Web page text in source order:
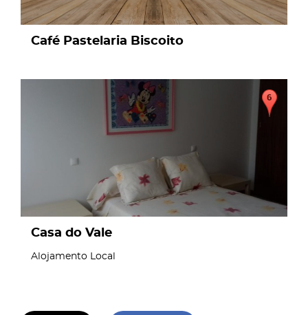
Café Pastelaria Biscoito
Casa do Vale
Alojamento Local